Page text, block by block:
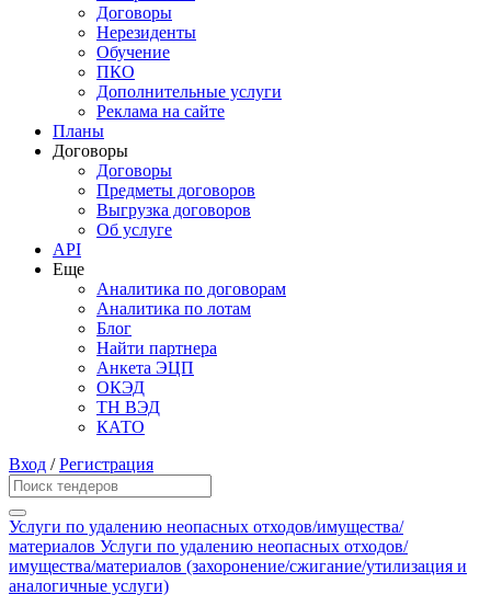
Договоры
Нерезиденты
Обучение
ПКО
Дополнительные услуги
Реклама на сайте
Планы
Договоры
Договоры
Предметы договоров
Выгрузка договоров
Об услуге
API
Еще
Аналитика по договорам
Аналитика по лотам
Блог
Найти партнера
Анкета ЭЦП
ОКЭД
ТН ВЭД
КАТО
Вход /Регистрация
Услуги по удалению неопасных отходов/имущества/
материалов Услуги по удалению неопасных отходов/
имущества/материалов (захоронение/сжигание/утилизация и
аналогичные услуги)